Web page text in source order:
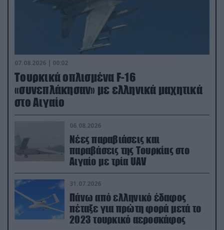
07.08.2026 | 00:02
Τουρκικά οπλισμένα F-16
«συνεπλάκησαν» με ελληνικά μαχητικά
στο Αιγαίο
06.08.2026
Νέες παραβιάσεις και
παραβάσεις της Τουρκίας στο
Αιγαίο με τρία UAV
31.07.2026
Πάνω από ελληνικό έδαφος
πέταξε για πρώτη φορά μετά το
2023 τουρκικό αεροσκάφος